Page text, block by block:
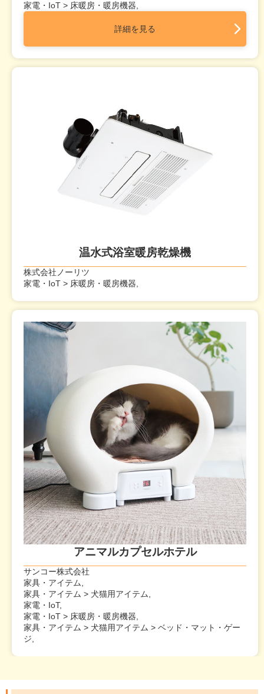
家電・IoT > 床暖房・暖房機器,
詳細を見る
温水式浴室暖房乾燥機
株式会社ノーリツ
家電・IoT > 床暖房・暖房機器,
アニマルカプセルホテル
サンコー株式会社
家具・アイテム,
家具・アイテム > 犬猫用アイテム,
家電・IoT,
家電・IoT > 床暖房・暖房機器,
家具・アイテム > 犬猫用アイテム > ベッド・マット・ゲー
ジ,